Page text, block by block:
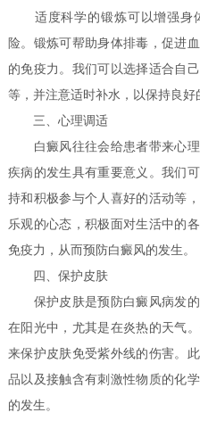
适度科学的锻炼可以增强身
险。锻炼可帮助身体排毒，促进
的免疫力。我们可以选择适合自
等，并注意适时补水，以保持良好
三、心理调适
白癜风往往会给患者带来心理
疾病的发生具有重要意义。我们
持和积极参与个人喜好的活动等
乐观的心态，积极面对生活中的
免疫力，从而预防白癜风的发生。
四、保护皮肤
保护皮肤是预防白癜风病发的
在阳光中，尤其是在炎热的天气
来保护皮肤免受紫外线的伤害。
品以及接触含有刺激性物质的化
的发生。